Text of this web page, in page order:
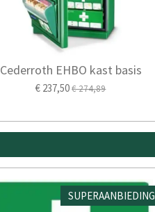
Cederroth EHBO kast basis
€ 237,50€ 274,89
SUPERAANBIEDING